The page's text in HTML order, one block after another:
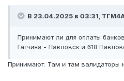
В 23.04.2025 в 03:31,
Принимают ли для оплаты
Гатчина - Павловск и 618
Принимают. Там и там валидаторы